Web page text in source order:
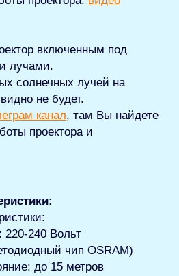
включенным под
лучами.
солнечных лучей на
не будет.
канал, там Вы найдете
проектора и
220-240 Вольт
чип OSRAM)
до 15 метров